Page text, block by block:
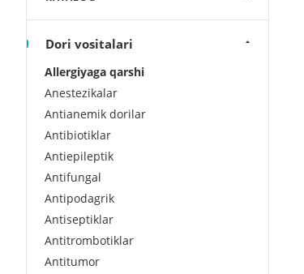
Dori vositalari
Allergiyaga qarshi
Anestezikalar
Antianemik dorilar
Antibiotiklar
Antiepileptik
Antifungal
Antipodagrik
Antiseptiklar
Antitrombotiklar
Antitumor